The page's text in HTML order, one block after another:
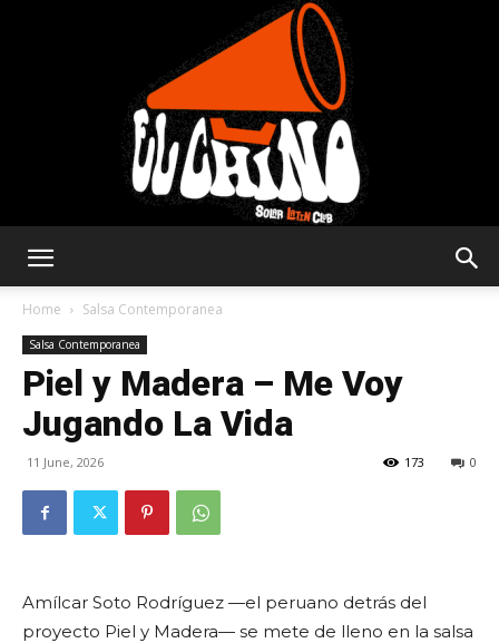
Latin
Home Salsa Contemporanea
Salsa Contemporanea
Piel y Madera – Me Voy
Jugando La Vida
11 June, 2026 0
173
Amílcar Soto Rodríguez —el peruano detrás del
proyecto Piel y Madera— se mete de lleno en la salsa